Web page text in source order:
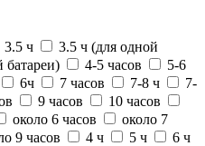
3.5 ч
3.5 ч (для одной
батареи) 4-5 часов
5-6
6ч 7 часов 7-8 ч
7-
9 часов
10 часов
около 6 часов
около 7
9 часов 4 ч 5 ч
6 ч